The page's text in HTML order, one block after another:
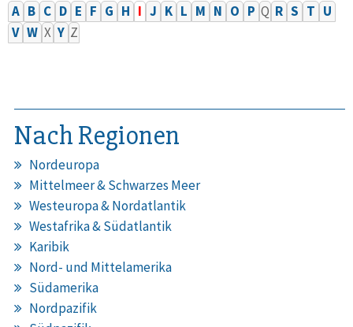
A B C D E F G H I J K L M N O P Q R S T U
V W X Y Z
Nach Regionen
Nordeuropa
Mittelmeer & Schwarzes Meer
Westeuropa & Nordatlantik
Westafrika & Südatlantik
Karibik
Nord- und Mittelamerika
Südamerika
Nordpazifik